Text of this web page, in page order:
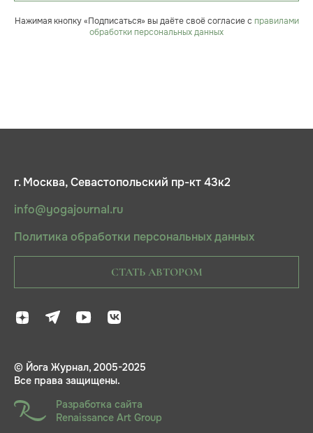
Нажимая кнопку «Подписаться» вы даёте своё согласие с правилами
обработки персональных данных
г. Москва, Севастопольский пр-кт 43к2
info@yogajournal.ru
Политика обработки персональных данных
СТАТЬ АВТОРОМ
© Йога Журнал, 2005-2025
Все права защищены.
Разработка сайта
Renaissance Art Group